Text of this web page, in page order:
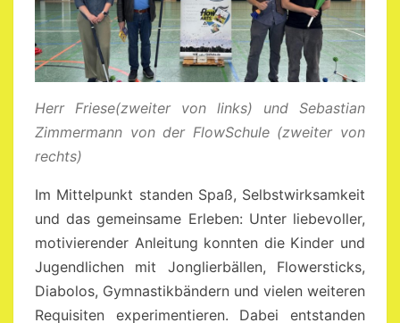
Herr Friese(zweiter von links) und Sebastian
Zimmermann von der FlowSchule (zweiter von
rechts)
Im Mittelpunkt standen Spaß, Selbstwirksamkeit
und das gemeinsame Erleben: Unter liebevoller,
motivierender Anleitung konnten die Kinder und
Jugendlichen mit Jonglierbällen, Flowersticks,
Diabolos, Gymnastikbändern und vielen weiteren
Requisiten experimentieren. Dabei entstanden